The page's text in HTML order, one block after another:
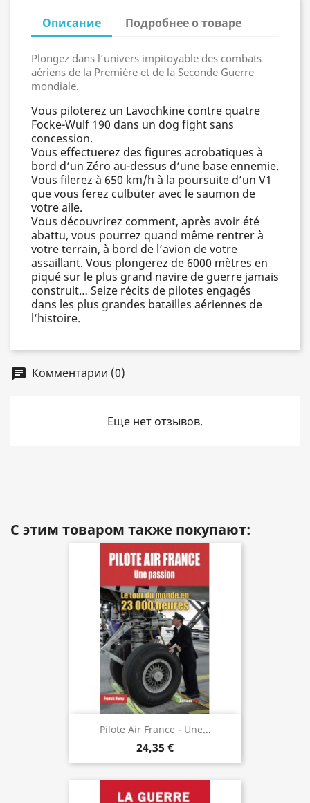
Описание Подробнее о товаре
Plongez dans l’univers impitoyable des combats
aériens de la Première et de la Seconde Guerre
mondiale.
Vous piloterez un Lavochkine contre quatre
Focke-Wulf 190 dans un dog fight sans
concession.
Vous effectuerez des figures acrobatiques à
bord d’un Zéro au-dessus d’une base ennemie.
Vous filerez à 650 km/h à la poursuite d’un V1
que vous ferez culbuter avec le saumon de
votre aile.
Vous découvrirez comment, après avoir été
abattu, vous pourrez quand même rentrer à
votre terrain, à bord de l’avion de votre
assaillant. Vous plongerez de 6000 mètres en
piqué sur le plus grand navire de guerre jamais
construit… Seize récits de pilotes engagés
dans les plus grandes batailles aériennes de
l’histoire.
chat Комментарии (0)
Еще нет отзывов.
С этим товаром также покупают:
Pilote Air France - Une...
24,35 €